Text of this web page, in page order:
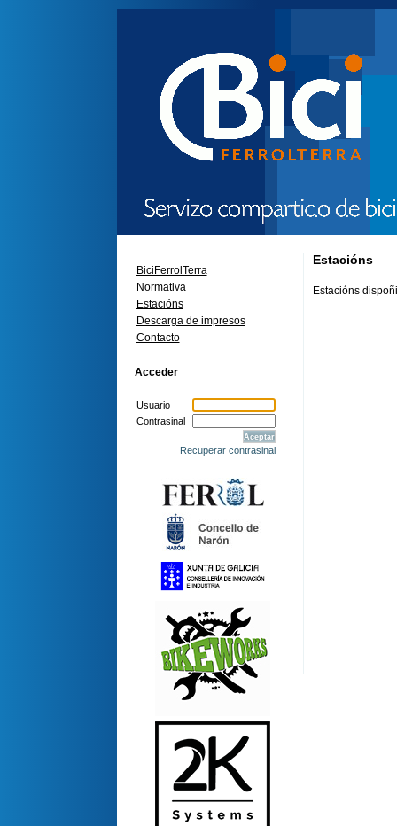
BiciFerrolTerra
Normativa
Estacións
Descarga de impresos
Contacto
Acceder
Usuario
Contrasinal
Recuperar contrasinal
Estacións
Estacións